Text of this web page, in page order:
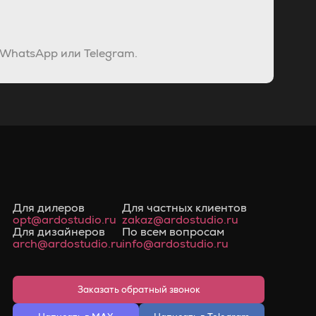
или Telegram.
Для дилеров
opt@ardostudio.ru
Для частных клиентов
zakaz@ardostudio.ru
Для дизайнеров
arch@ardostudio.ru
По всем вопросам
info@ardostudio.ru
Заказать обратный звонок